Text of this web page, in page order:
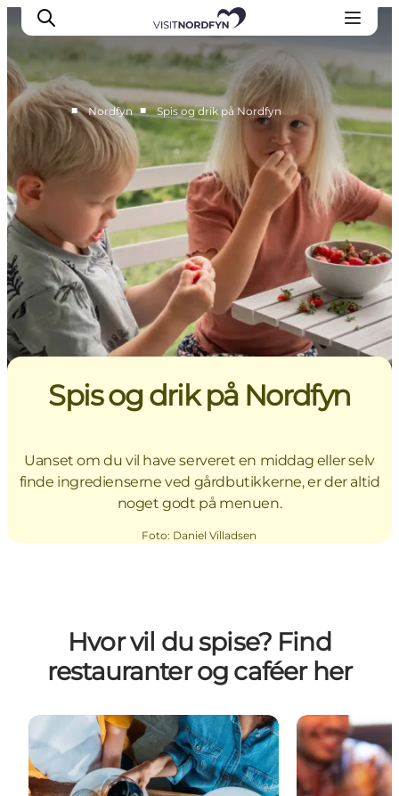
Oplev
Det sker
Spis og drik
Overnatning
Book oplevelser
For børn
■ Nordfyn ■ Spis og drik på Nordfyn
Spis og drik på Nordfyn
Uanset om du vil have serveret en middag eller selv
finde ingredienserne ved gårdbutikkerne, er der altid
noget godt på menuen.
Foto: Daniel Villadsen
Hvor vil du spise? Find
restauranter og caféer her
Restauranter i Bogense - og deres åbningstider
Restauranter